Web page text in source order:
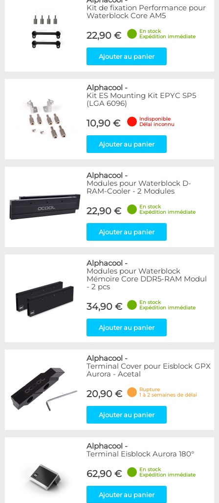
Kit de fixation Performance pour
Waterblock Core AM5
22,90 €
En stock
Expédition immédiate
Ajouter au panier
Alphacool -
Kit ES Mounting Kit EPYC SP5
(LGA 6096)
10,90 €
Indisponible
Délai inconnu
Ajouter au panier
Alphacool -
Modules pour Waterblock D-
RAM-Cooler - 2 Modules
22,90 €
En stock
Expédition immédiate
Ajouter au panier
Alphacool -
Modules pour Waterblock
Mémoire Core DDR5-RAM Modul
- 2 pcs
34,90 €
En stock
Expédition immédiate
Ajouter au panier
Alphacool -
Terminal Cover pour Eisblock GPX
Aurora - Acetal
20,90 €
Rupture
1 à 2 semaines de délai
Ajouter au panier
Alphacool -
Terminal Eisblock Aurora 180°
62,90 €
En stock
Expédition immédiate
Ajouter au panier